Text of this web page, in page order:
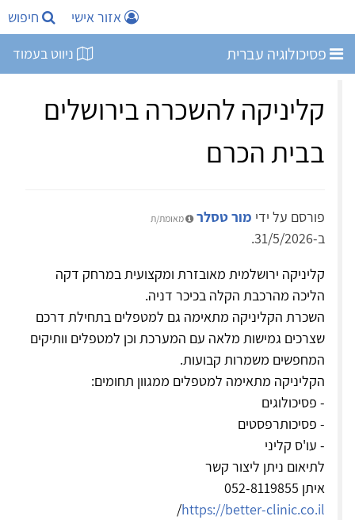
אזור אישי חיפוש
פסיכולוגיה עברית ניווט בעמוד
קליניקה להשכרה בירושלים
בבית הכרם
פורסם על ידי מור טסלר מאומת/ת
ב-31/5/2026.
קליניקה ירושלמית מאובזרת ומקצועית במרחק דקה
הליכה מהרכבת הקלה בכיכר דניה.
השכרת הקליניקה מתאימה גם למטפלים בתחילת דרכם
שצרכים גמישות מלאה עם המערכת וכן למטפלים וותיקים
המחפשים משמרות קבועות.
הקליניקה מתאימה למטפלים ממגוון תחומים:
- פסיכולוגים
- פסיכותרפסטים
- עו'ס קליני
לתיאום ניתן ליצור קשר
איתן 052-8119855
https://better-clinic.co.il
/